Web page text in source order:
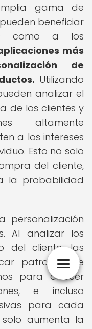
gama de
beneficiar
como a los
más
de
Utilizando
analizar el
de los clientes y
altamente
a los intereses
Esto no solo
del cliente,
la probabilidad
personalización
Al analizar los
del cliente, las
patrones de
para ofrecer
e incluso
para cada
aumenta la